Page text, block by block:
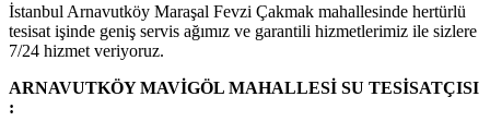
İstanbul Arnavutköy Maraşal Fevzi Çakmak mahallesinde hertürlü
tesisat işinde geniş servis ağımız ve garantili hizmetlerimiz ile sizlere
7/24 hizmet veriyoruz.
ARNAVUTKÖY MAVİGÖL MAHALLESİ SU TESİSATÇISI
: